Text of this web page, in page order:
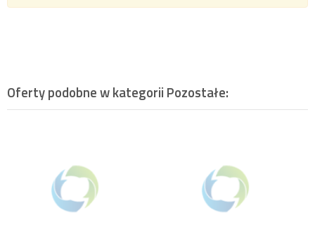
Oferty podobne w kategorii Pozostałe: